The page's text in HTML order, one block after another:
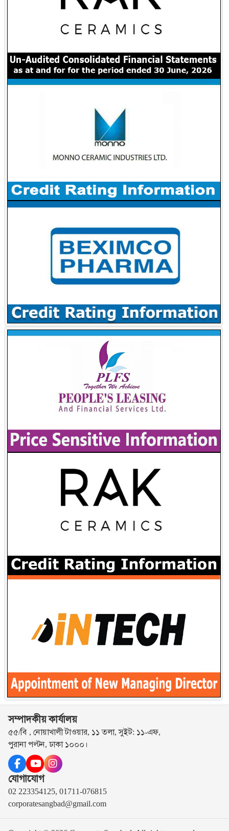
সম্পাদকীয় কার্যালয়
৫৫/বি , নোয়াখালী টাওয়ার, ১১ তলা, সুইট: ১১-এফ,
পুরানা পল্টন, ঢাকা ১০০০।
যোগাযোগ
02 223354125, 01711-076815
corporatesangbad@gmail.com